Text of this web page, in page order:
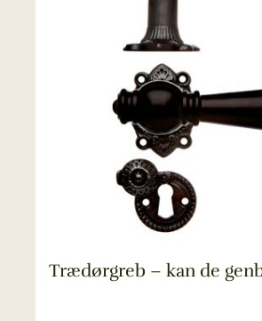
Trædørgreb – kan de